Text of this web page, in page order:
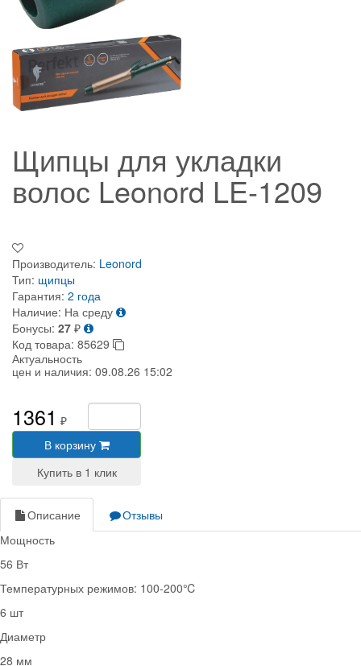
Щипцы для укладки
волос Leonord LE-1209
Производитель: Leonord
Тип: щипцы
Гарантия: 2 года
Наличие: На среду
Бонусы: 27 ₽
Код товара: 85629
Актуальность
цен и наличия: 09.08.26 15:02
1361 ₽
В корзину
Описание
Отзывы
Мощность
56 Вт
Температурных режимов: 100-200℃
6 шт
Диаметр
28 мм